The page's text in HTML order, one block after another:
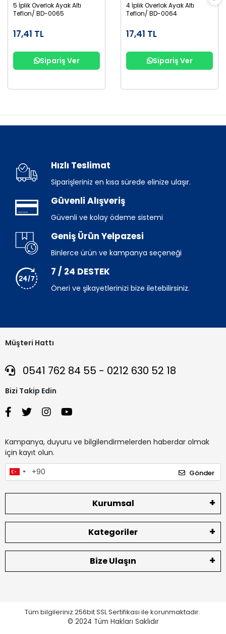
5 İplik Overlok Ayak Altı
Teflon/ BD-0065
17,41 TL
Sipariş Ver
4 İplik Overlok Ayak Altı
Teflon/ BD-0064
17,41 TL
Sipariş Ver
Hızlı Teslimat
Siparişleriniz en kısa sürede elinize ulaşır.
Güvenli Alışveriş
Güvenli ve kolay ödeme sistemi
Geniş Ürün Yelpazesi
Binlerce ürün ve kampanya seçeneği
7 / 24 DESTEK
Öneri ve şikayetlerinizi bize iletebilirsiniz.
Müşteri Hattı
0541 762 84 55 - 0212 630 52 18
Bizi Takip Edin
Kampanya, duyuru ve bilgilendirmelerden haberdar olmak
için kayıt olun.
Gönder
Kurumsal
Kategoriler
Bize Ulaşın
Tüm bilgileriniz 256bit SSL Sertifikası ile korunmaktadır.
© 2024 Tüm Hakları Saklıdır